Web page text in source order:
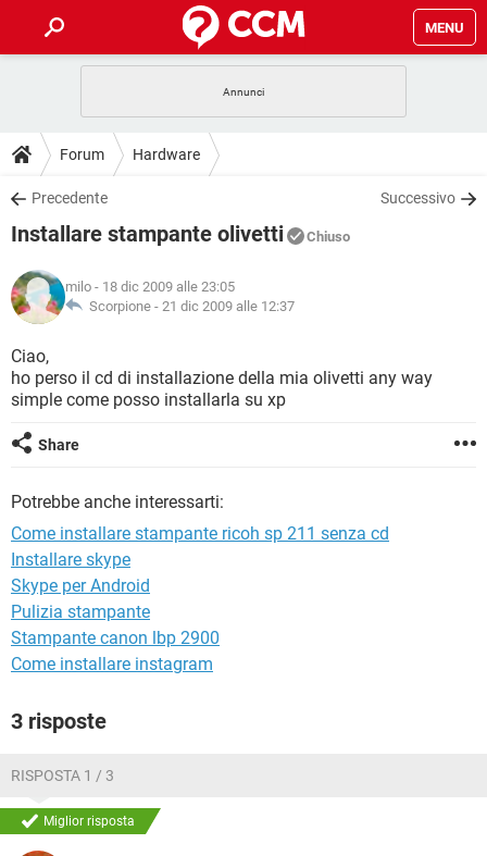
MENU
INTRATTENIMENTO
iOS
INSTAGRAM WHATSAPP
TIKTOK
HARDWARE
GUIDE
COVID-19
INSTAGRAM
TIKTOK
HARDWARE
DOWNLOAD
COVID-19 GAMING
INTRATTENIMENTO
iOS WINDOWS 10
INSTAGRAM
TIKTOK FACEBOOK
COVID-19
INTRATTENIMENTO
iOS
INSTAGRAM WHATSAPP
TIKTOK
GLOSSARIO
COVID-19
INTRATTENIMENTO ANDROID
INSTAGRAM
TIKTOK
HARDWARE
Forum Hardware
Precedente Successivo
Installare stampante olivetti Chiuso
milo - 18 dic 2009 alle 23:05
Scorpione - 21 dic 2009 alle 12:37
Ciao,
ho perso il cd di installazione della mia olivetti any way
simple come posso installarla su xp
Share
Potrebbe anche interessarti:
Come installare stampante ricoh sp 211 senza cd
Installare skype
Skype per Android
Pulizia stampante
Stampante canon lbp 2900
Come installare instagram
3 risposte
RISPOSTA 1 / 3
Miglior risposta